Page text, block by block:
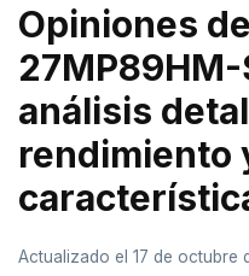
Opiniones
27MP89HM-
análisis
rendimiento
Actualizado el 17 de octubre